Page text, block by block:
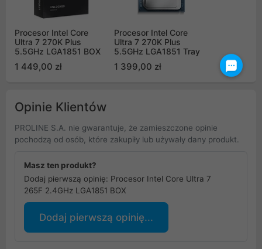
Procesor Intel Core
Ultra 7 270K Plus
5.5GHz LGA1851 BOX
1 449,00 zł
Procesor Intel Core
Ultra 7 270K Plus
5.5GHz LGA1851 Tray
1 399,00 zł
Opinie Klientów
PROLINE S.A. nie gwarantuje, że zamieszczone opinie
pochodzą od osób, które zakupiły lub używały dany produkt.
Masz ten produkt?
Dodaj pierwszą opinię: Procesor Intel Core Ultra 7
265F 2.4GHz LGA1851 BOX
Dodaj pierwszą opinię...